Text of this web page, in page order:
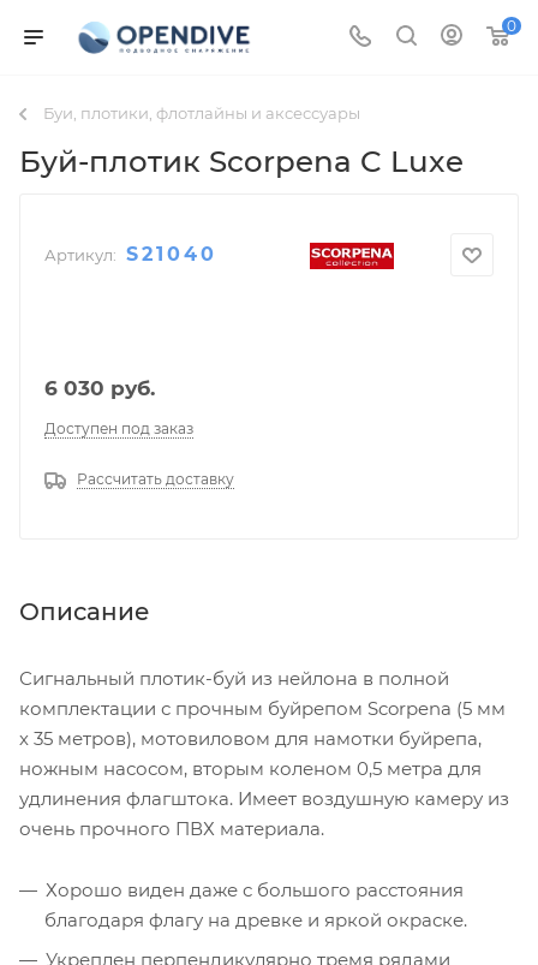
0
Буи, плотики, флотлайны и аксессуары
Буй-плотик Scorpena C Luxe
Артикул: S21040
6 030 руб.
Доступен под заказ
Рассчитать доставку
Описание
Сигнальный плотик-буй из нейлона в полной
комплектации с прочным буйрепом Scorpena (5 мм
х 35 метров), мотовиловом для намотки буйрепа,
ножным насосом, вторым коленом 0,5 метра для
удлинения флагштока. Имеет воздушную камеру из
очень прочного ПВХ материала.
Хорошо виден даже с большого расстояния
благодаря флагу на древке и яркой окраске.
Укреплен перпендикулярно тремя рядами